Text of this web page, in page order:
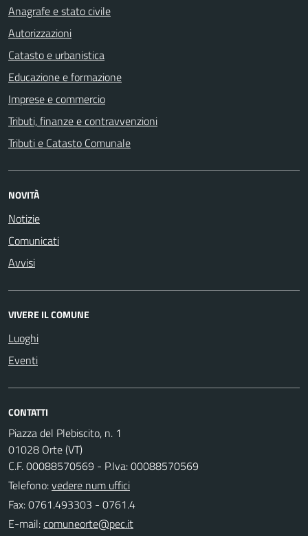
Anagrafe e stato civile
Autorizzazioni
Catasto e urbanistica
Educazione e formazione
Imprese e commercio
Tributi, finanze e contravvenzioni
Tributi e Catasto Comunale
NOVITÀ
Notizie
Comunicati
Avvisi
VIVERE IL COMUNE
Luoghi
Eventi
CONTATTI
Piazza del Plebiscito, n. 1
01028 Orte (VT)
C.F. 00088570569 - P.Iva: 00088570569
Telefono:vedere num uffici
Fax: 0761.493303 - 0761.4
E-mail: